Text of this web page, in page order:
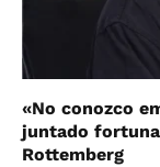
«No conozco
juntado
Rottemberg